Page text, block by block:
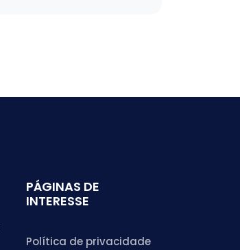
PÁGINAS DE
INTERESSE
Política de privacidade